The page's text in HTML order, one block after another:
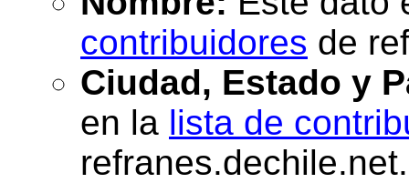
contribuidores de
Ciudad, Estado y
en la lista de
refranes.dechile.net.